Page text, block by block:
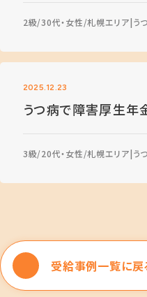
2級 30代・女性 札幌エリア う
2025.12.23
うつ病で障害厚生年
3級 20代・女性 札幌エリア う
受給事例一覧に戻